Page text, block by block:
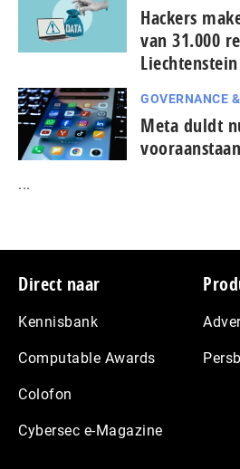
Hackers
van 31.000
Liechtenstein
GOVERNANCE
Meta duldt
...
Footer
Direct naar
Kennisbank
Computable Awards
Colofon
Cybersec e-Magazine